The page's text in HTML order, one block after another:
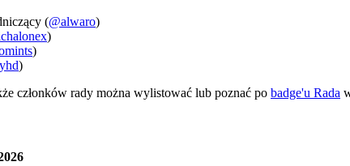
(@alwaro)
)
)
)
członków rady można wylistować lub poznać po badge'u Rada